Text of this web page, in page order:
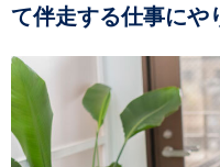
て伴走する仕事にや